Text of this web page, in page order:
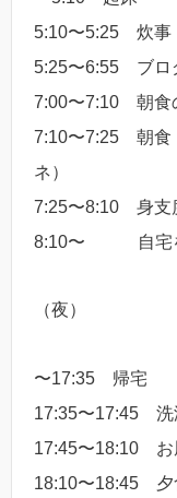
5:10〜5:25 炊事
5:25〜6:55 ブロ
7:00〜7:10 朝食
7:10〜7:25 朝食
ネ）
7:25〜8:10 身支
8:10〜 自宅
（夜）
〜17:35 帰宅
17:35〜17:45 洗
17:45〜18:10 お
18:10〜18:45 夕